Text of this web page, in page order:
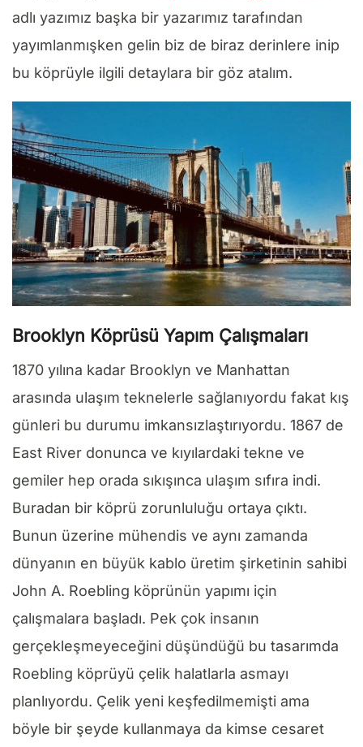
adlı yazımız başka bir yazarımız tarafından
yayımlanmışken gelin biz de biraz derinlere inip
bu köprüyle ilgili detaylara bir göz atalım.
Brooklyn Köprüsü Yapım Çalışmaları
1870 yılına kadar Brooklyn ve Manhattan
arasında ulaşım teknelerle sağlanıyordu fakat kış
günleri bu durumu imkansızlaştırıyordu. 1867 de
East River donunca ve kıyılardaki tekne ve
gemiler hep orada sıkışınca ulaşım sıfıra indi.
Buradan bir köprü zorunluluğu ortaya çıktı.
Bunun üzerine mühendis ve aynı zamanda
dünyanın en büyük kablo üretim şirketinin sahibi
John A. Roebling köprünün yapımı için
çalışmalara başladı. Pek çok insanın
gerçekleşmeyeceğini düşündüğü bu tasarımda
Roebling köprüyü çelik halatlarla asmayı
planlıyordu. Çelik yeni keşfedilmemişti ama
böyle bir şeyde kullanmaya da kimse cesaret